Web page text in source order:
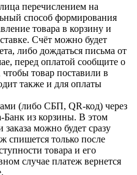
перечислением на
способ формирования
товара в корзину и
Счёт можно будет
либо дождаться письма от
перед оплатой сообщите о
товар поставили в
также и для оплаты
(либо СБП, QR-код) через
из корзины. В этом
можно будет сразу
спишется только после
товара и его
случае платеж вернется